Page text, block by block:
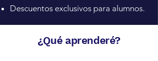
Descuentos exclusivos para alumnos.
¿Qué aprenderé?